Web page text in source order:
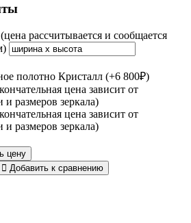
рассчитывается и сообщается
полотно Кристалл (+6 800₽)
цена зависит от
размеров зеркала)
цена зависит от
размеров зеркала)
цену
Добавить к сравнению